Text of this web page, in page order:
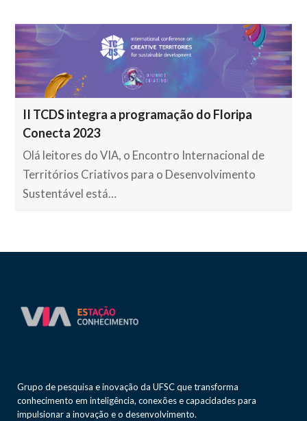
II TCDS integra a programação do Floripa
Conecta 2023
Olá leitores do VIA, o Encontro Internacional de
Territórios Criativos para o Desenvolvimento
Sustentável está…
Grupo de pesquisa e inovação da UFSC que transforma
conhecimento em inteligência, conexões e capacidades para
impulsionar a inovação e o desenvolvimento.